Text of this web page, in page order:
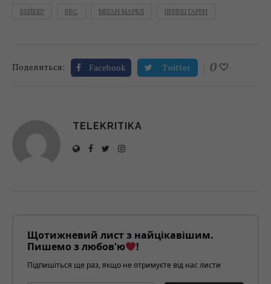
БЕЙКЕР ВВС МЕГАН МАРКЛ ПРИНЦ ГАРРИ
Поделиться: Facebook Twitter 0
TELEKRITIKA
Щотижневий лист з найцікавішим.
Пишемо з любов'ю
!
Підпишіться ще раз, якщо не отримуєте від нас листи